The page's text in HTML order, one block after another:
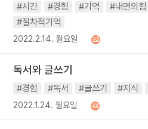
#시간 #경험 #기억 #내면의힘
#절차적기억
2022.2.14. 월요일
독서와 글쓰기
#경험 #독서 #글쓰기 #지식
2022.1.24. 월요일